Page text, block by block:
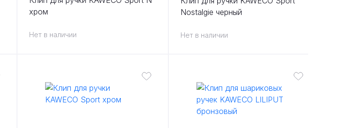
Нет в наличии
хром
Нет в наличии
Nostalgie черный